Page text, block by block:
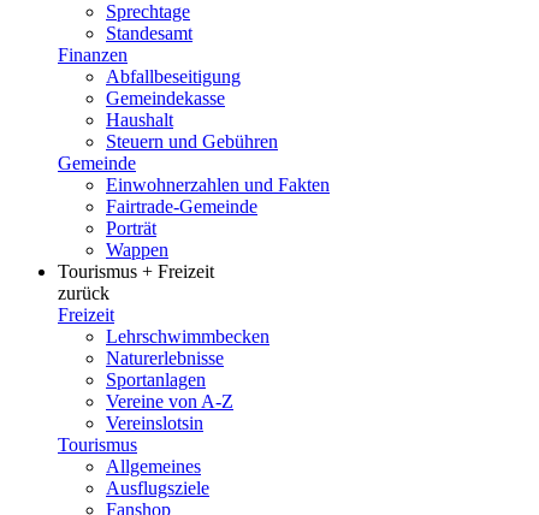
Sprechtage
Standesamt
Finanzen
Abfallbeseitigung
Gemeindekasse
Haushalt
Steuern und Gebühren
Gemeinde
Einwohnerzahlen und Fakten
Fairtrade-Gemeinde
Porträt
Wappen
Tourismus + Freizeit
zurück
Freizeit
Lehrschwimmbecken
Naturerlebnisse
Sportanlagen
Vereine von A-Z
Vereinslotsin
Tourismus
Allgemeines
Ausflugsziele
Fanshop